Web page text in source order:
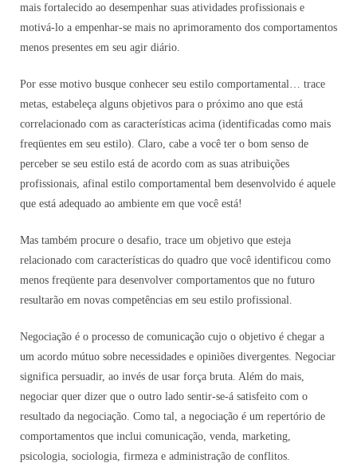
mais fortalecido ao desempenhar suas atividades profissionais e
motivá-lo a empenhar-se mais no aprimoramento dos comportamentos
menos presentes em seu agir diário.
Por esse motivo busque conhecer seu estilo comportamental… trace
metas, estabeleça alguns objetivos para o próximo ano que está
correlacionado com as características acima (identificadas como mais
freqüentes em seu estilo). Claro, cabe a você ter o bom senso de
perceber se seu estilo está de acordo com as suas atribuições
profissionais, afinal estilo comportamental bem desenvolvido é aquele
que está adequado ao ambiente em que você está!
Mas também procure o desafio, trace um objetivo que esteja
relacionado com características do quadro que você identificou como
menos freqüente para desenvolver comportamentos que no futuro
resultarão em novas competências em seu estilo profissional.
Negociação é o processo de comunicação cujo o objetivo é chegar a
um acordo mútuo sobre necessidades e opiniões divergentes. Negociar
significa persuadir, ao invés de usar força bruta. Além do mais,
negociar quer dizer que o outro lado sentir-se-á satisfeito com o
resultado da negociação. Como tal, a negociação é um repertório de
comportamentos que inclui comunicação, venda, marketing,
psicologia, sociologia, firmeza e administração de conflitos.